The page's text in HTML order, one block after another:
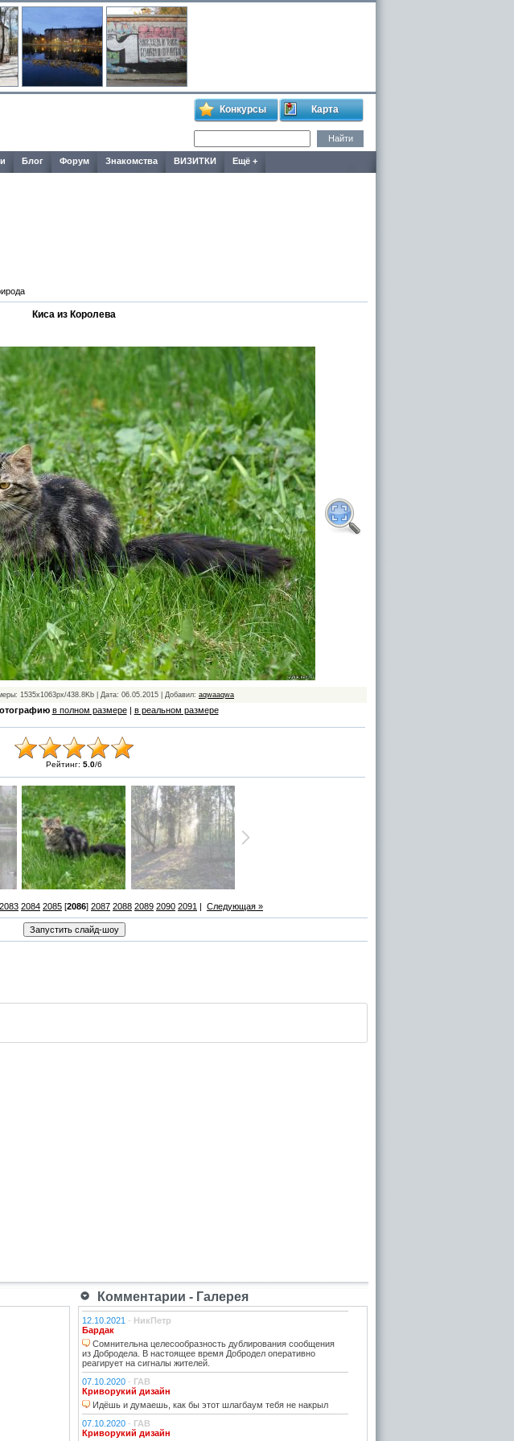
Конкурсы Карта
Блог Форум Знакомства ВИЗИТКИ Ещё +
Киса из Королева
1535x1063px/438.8Kb | Дата: 06.05.2015 | Добавил: aqwaaqwa
в полном размере| в реальном размере
Рейтинг: 5.0/6
2083 2084 2085 [2086] 2087 2088 2089 2090 2091 | Следующая »
Комментарии - Галерея
12.10.2021 - НикПетр
Бардак
Сомнительна целесообразность дублирования сообщения
из Добродела. В настоящее время Добродел оперативно
реагирует на сигналы жителей.
07.10.2020 - ГАВ
Криворукий дизайн
Идёшь и думаешь, как бы этот шлагбаум тебя не накрыл
07.10.2020 - ГАВ
Криворукий дизайн